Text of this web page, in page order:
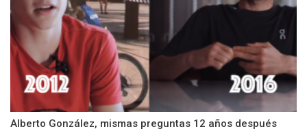
Alberto González, mismas preguntas 12 años después